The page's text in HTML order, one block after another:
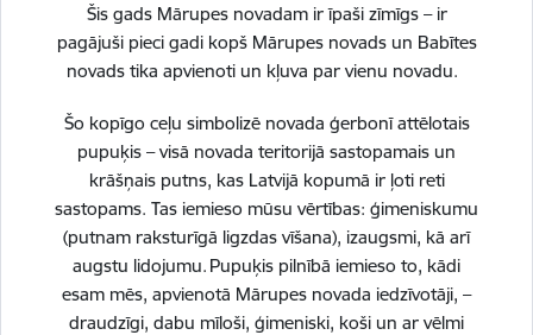
Šis gads Mārupes novadam ir īpaši zīmīgs – ir
pagājuši pieci gadi kopš Mārupes novads un Babītes
novads tika apvienoti un kļuva par vienu novadu.
Šo kopīgo ceļu simbolizē novada ģerbonī attēlotais
pupuķis – visā novada teritorijā sastopamais un
krāšņais putns, kas Latvijā kopumā ir ļoti reti
sastopams. Tas iemieso mūsu vērtības: ģimeniskumu
(putnam raksturīgā ligzdas vīšana), izaugsmi, kā arī
augstu lidojumu. Pupuķis pilnībā iemieso to, kādi
esam mēs, apvienotā Mārupes novada iedzīvotāji, –
draudzīgi, dabu mīloši, ģimeniski, koši un ar vēlmi
Vai šī informācija bija noderīga?
Esi pirmais, kurš uzzina!
Piesakies jaunumu saņemšanai savā e-pastā.